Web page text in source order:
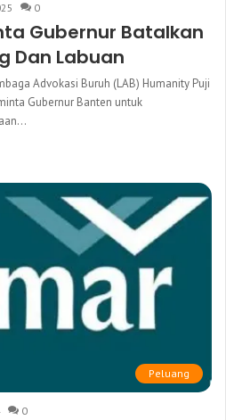
0
Gubernur Batalkan
Dan Labuan
Advokasi Buruh (LAB) Humanity Puji
Gubernur Banten untuk
Peluang
0